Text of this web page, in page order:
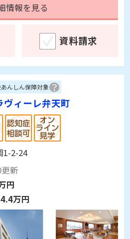
情報を見る
資料請求
んしん保障対象
ィーレ弁天町
1-2-24
新
円
万円